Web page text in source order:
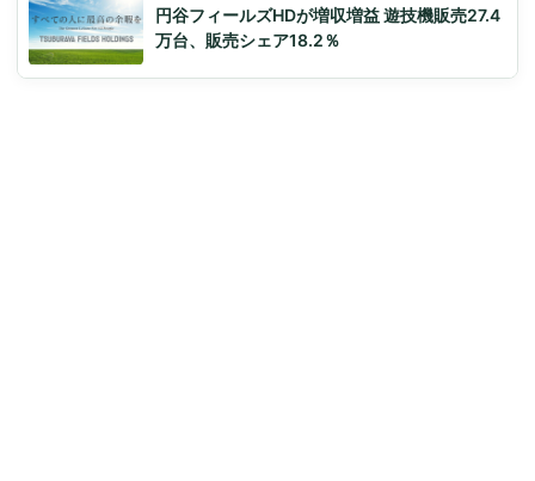
円谷フィールズHDが増収増益 遊技機販売27.4
万台、販売シェア18.2％